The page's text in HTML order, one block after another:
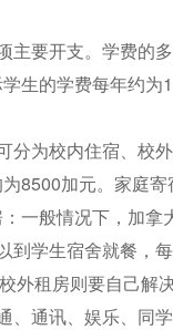
主要开支。学费的
生的学费每年约
分为校内住宿、校
8500加元。家庭
一般情况下，加拿
到学生宿舍就餐，
外租房则要自己解
、通讯、娱乐、同